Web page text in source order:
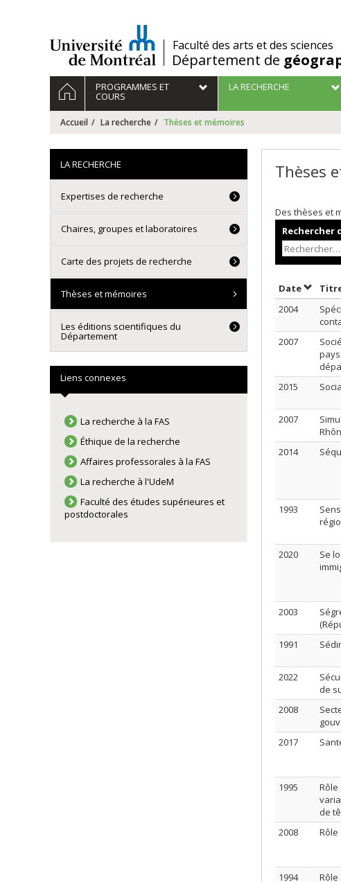
/Faculté des arts et des sciences
Département de
Navigation
principale
ACCUEILPROGRAMMES ET
COURS
LA RECHERCHE
Accueil La recherche Thèses et mémoires
Thèses
Des thèses et
Rechercher
DateTrier
2004
2007
2015
2007
2014
1993
2020
Se
2003
1991
2022
de
2008
2017
1995
de
2008
1994
LA RECHERCHE
Expertises de recherche
Chaires, groupes et laboratoires
Carte des projets de recherche
Thèses et mémoires
Les éditions scientifiques du
Département
Liens connexes
La recherche à la FAS
Éthique de la recherche
Affaires professorales à la FAS
La recherche à l'UdeM
Faculté des études supérieures et
postdoctorales